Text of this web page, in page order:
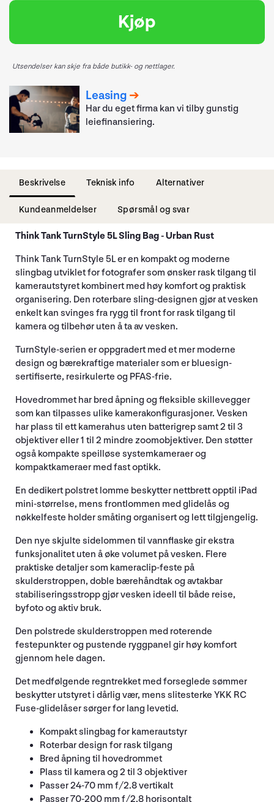
Kjøp
Utsendelser kan skje fra både butikk- og nettlager.
Leasing
Har du eget firma kan vi tilby gunstig
leiefinansiering.
Beskrivelse Teknisk info Alternativer
Kundeanmeldelser Spørsmål og svar
Think Tank TurnStyle 5L Sling Bag - Urban Rust
Think Tank TurnStyle 5L er en kompakt og moderne
slingbag utviklet for fotografer som ønsker rask tilgang til
kamerautstyret kombinert med høy komfort og praktisk
organisering. Den roterbare sling-designen gjør at vesken
enkelt kan svinges fra rygg til front for rask tilgang til
kamera og tilbehør uten å ta av vesken.
TurnStyle-serien er oppgradert med et mer moderne
design og bærekraftige materialer som er bluesign-
sertifiserte, resirkulerte og PFAS-frie.
Hovedrommet har bred åpning og fleksible skillevegger
som kan tilpasses ulike kamerakonfigurasjoner. Vesken
har plass til ett kamerahus uten batterigrep samt 2 til 3
objektiver eller 1 til 2 mindre zoomobjektiver. Den støtter
også kompakte speilløse systemkameraer og
kompaktkameraer med fast optikk.
En dedikert polstret lomme beskytter nettbrett opptil iPad
mini-størrelse, mens frontlommen med glidelås og
nøkkelfeste holder småting organisert og lett tilgjengelig.
Den nye skjulte sidelommen til vannflaske gir ekstra
funksjonalitet uten å øke volumet på vesken. Flere
praktiske detaljer som kameraclip-feste på
skulderstroppen, doble bærehåndtak og avtakbar
stabiliseringsstropp gjør vesken ideell til både reise,
byfoto og aktiv bruk.
Den polstrede skulderstroppen med roterende
festepunkter og pustende ryggpanel gir høy komfort
gjennom hele dagen.
Det medfølgende regntrekket med forseglede sømmer
beskytter utstyret i dårlig vær, mens slitesterke YKK RC
Fuse-glidelåser sørger for lang levetid.
Kompakt slingbag for kamerautstyr
Roterbar design for rask tilgang
Bred åpning til hovedrommet
Plass til kamera og 2 til 3 objektiver
Passer 24-70 mm f/2.8 vertikalt
Passer 70-200 mm f/2.8 horisontalt